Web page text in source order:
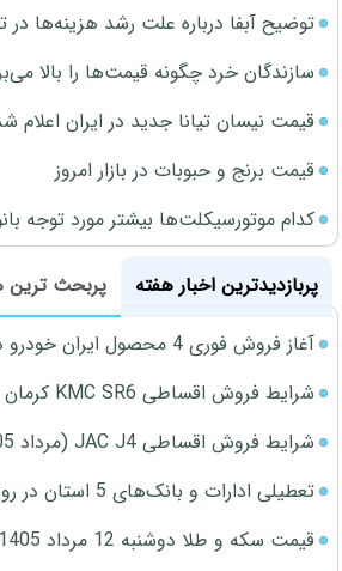
توضیح آبفا درباره علت رشد هزینه‌ها در
سازندگان خرد چگونه قیمت‌ها را بالا
قیمت نیسان تیانا جدید در ایران اعلام شد
قیمت برنج و حبوبات در بازار امروز
کدام موتورسیکلت‌ها بیشتر مورد توجه
پربازدیدترین اخبار هفته
پربحث ترین
آغاز فروش فوری 4 محصول ایران خودرو در نمایندگی‌ها
شرایط فروش اقساطی KMC SR6 کرمان موتور اعلام شد
شرایط فروش اقساطی JAC J4 (مرداد 1405)
تعطیلی ادارات و بانک‌های 5 استان در روز چهارشنبه
قیمت سکه و طلا دوشنبه 12 مرداد 1405